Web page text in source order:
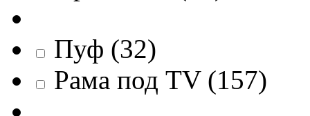
Пуф (32)
Рама под TV (157)